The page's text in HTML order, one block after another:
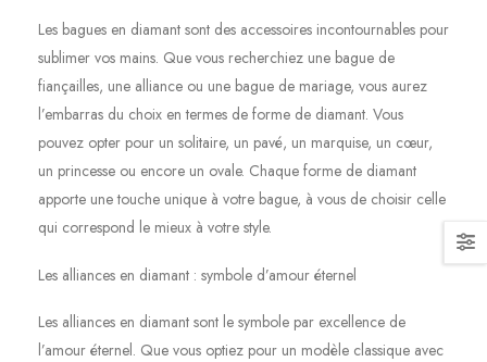
Les bagues en diamant sont des accessoires incontournables pour
sublimer vos mains. Que vous recherchiez une bague de
fiançailles, une alliance ou une bague de mariage, vous aurez
l’embarras du choix en termes de forme de diamant. Vous
pouvez opter pour un solitaire, un pavé, un marquise, un cœur,
un princesse ou encore un ovale. Chaque forme de diamant
apporte une touche unique à votre bague, à vous de choisir celle
qui correspond le mieux à votre style.
Les alliances en diamant : symbole d’amour éternel
Les alliances en diamant sont le symbole par excellence de
l’amour éternel. Que vous optiez pour un modèle classique avec